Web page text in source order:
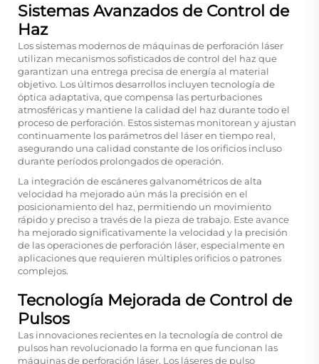
Sistemas Avanzados de Control de
Haz
Los sistemas modernos de máquinas de perforación láser
utilizan mecanismos sofisticados de control del haz que
garantizan una entrega precisa de energía al material
objetivo. Los últimos desarrollos incluyen tecnología de
óptica adaptativa, que compensa las perturbaciones
atmosféricas y mantiene la calidad del haz durante todo el
proceso de perforación. Estos sistemas monitorean y ajustan
continuamente los parámetros del láser en tiempo real,
asegurando una calidad constante de los orificios incluso
durante períodos prolongados de operación.
La integración de escáneres galvanométricos de alta
velocidad ha mejorado aún más la precisión en el
posicionamiento del haz, permitiendo un movimiento
rápido y preciso a través de la pieza de trabajo. Este avance
ha mejorado significativamente la velocidad y la precisión
de las operaciones de perforación láser, especialmente en
aplicaciones que requieren múltiples orificios o patrones
complejos.
Tecnología Mejorada de Control de
Pulsos
Las innovaciones recientes en la tecnología de control de
pulsos han revolucionado la forma en que funcionan las
máquinas de perforación láser. Los láseres de pulso